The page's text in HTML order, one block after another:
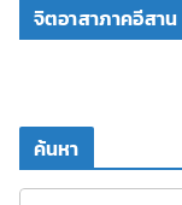
จิตอาสาภาคอีสาน
ค้นหา